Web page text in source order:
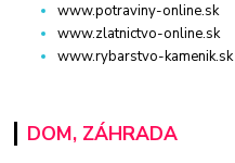
www.potraviny-online.sk
www.zlatnictvo-online.sk
www.rybarstvo-kamenik.sk
DOM, ZÁHRADA